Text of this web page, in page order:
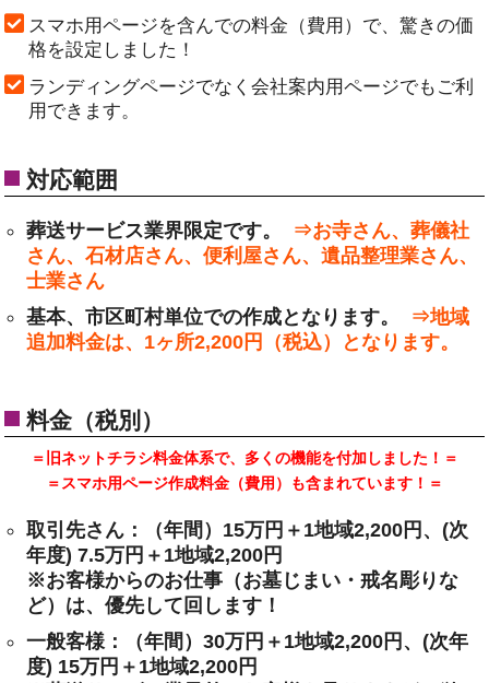
スマホ用ページを含んでの料金（費用）で、驚きの価
格を設定しました！
ランディングページでなく会社案内用ページでもご利
用できます。
対応範囲
葬送サービス業界限定です。
⇒お寺さん、葬儀社
さん、石材店さん、便利屋さん、遺品整理業さん、
士業さん
基本、市区町村単位での作成となります。
⇒地域
追加料金は、1ヶ所2,200円（税込）となります。
料金（税別）
＝旧ネットチラシ料金体系で、多くの機能を付加しました！＝
＝スマホ用ページ作成料金（費用）も含まれています！＝
取引先さん：（年間）15万円＋1地域2,200円、(次
年度) 7.5万円＋1地域2,200円
※お客様からのお仕事（お墓じまい・戒名彫りな
ど）は、優先して回します！
一般客様：（年間）30万円＋1地域2,200円、(次年
度) 15万円＋1地域2,200円